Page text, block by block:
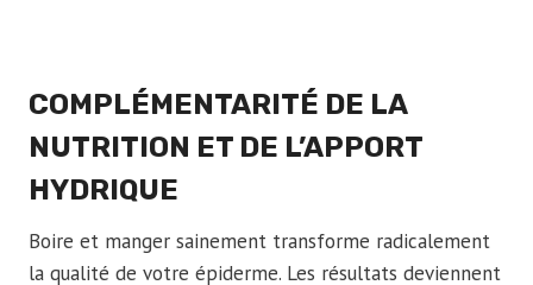
COMPLÉMENTARITÉ DE LA
NUTRITION ET DE L’APPORT
HYDRIQUE
Boire et manger sainement transforme radicalement
la qualité de votre épiderme. Les résultats deviennent